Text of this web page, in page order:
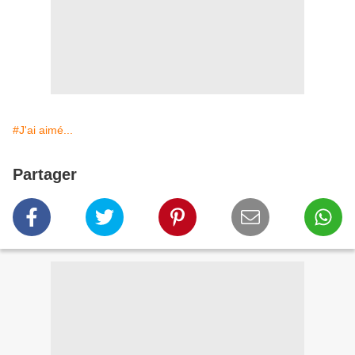
#J'ai aimé...
Partager